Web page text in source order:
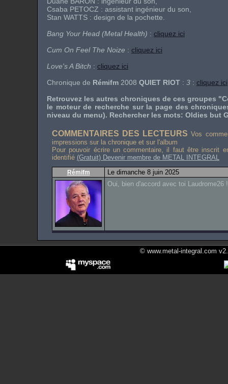
Csaba PETOCZ : assistant ingénieur du son,
Stan WATTS : design de la pochette.
Bang Your Head (Metal Health) : cliquez ici
Cum On Feel The Noize : cliquez ici
Love's A Bitch : cliquez ici
Chronique de Rémifm 2008 QUIET RIOT : 3 : cliquez ici
Retrouvez les autres chroniques de ces groupes
le moteur de recherche sur la page des
niveau du menu). Rechercher les mots: Oldies but
COMMENTAIRES DES LECTEURS Vos
impressions sur la chronique et sur l'album
Pour pouvoir écrire un commentaire, il faut être inscrit
identifié (Gratuit) Devenir membre de METAL INTEGRAL
Rémifm
Le dimanche 8 juin 2025
Oui, bien d'accord avec toi Laudrome26 !
© www.metal-integral.com